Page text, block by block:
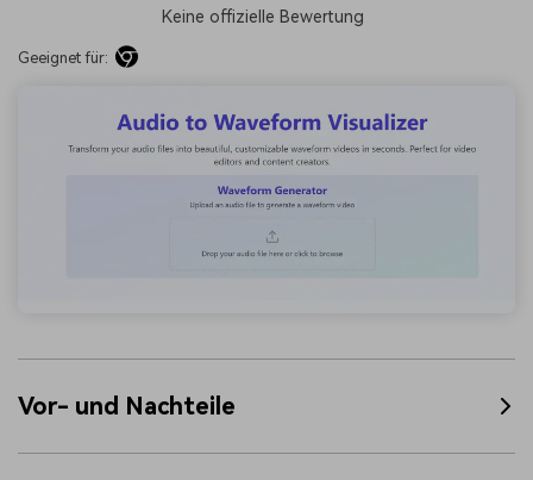
Keine offizielle Bewertung
Geeignet für:
Vor- und Nachteile